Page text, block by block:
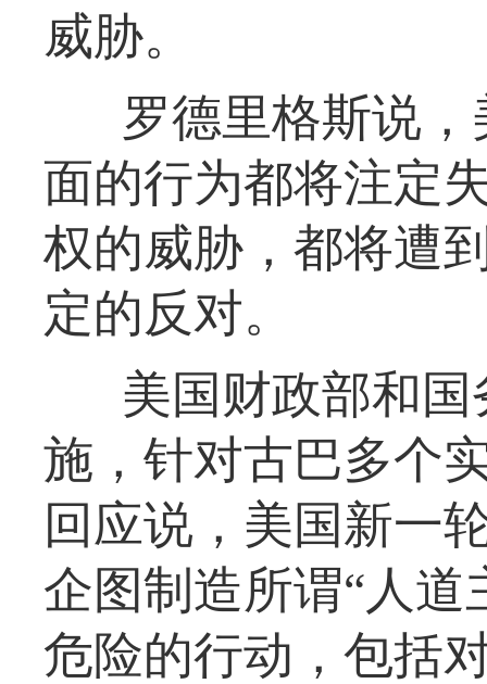
威胁。
罗德里格斯说
面的行为都将注定
权的威胁，都将遭
定的反对。
美国财政部和
施，针对古巴多个
回应说，美国新一
企图制造所谓“人
危险的行动，包括